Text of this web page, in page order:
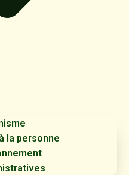
la personne